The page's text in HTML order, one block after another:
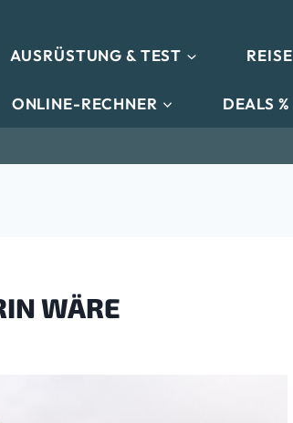
AUSRÜSTUNG & TEST REISE
ONLINE-RECHNER DEALS %
WÄRE